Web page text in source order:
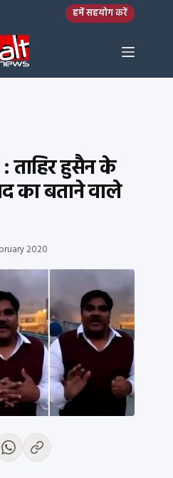
हमें सहयोग करें
ताहिर हुसैन के
का बताने वाले
2020